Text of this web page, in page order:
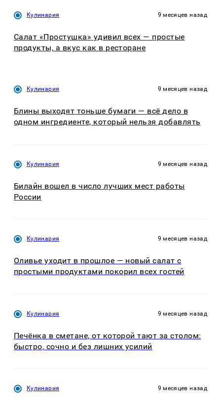
Кулинария 9 месяцев назад
Салат «Простушка» удивил всех — простые
продукты, а вкус как в ресторане
Кулинария 9 месяцев назад
Блины выходят тоньше бумаги — всё дело в
одном ингредиенте, который нельзя добавлять
Кулинария 9 месяцев назад
Билайн вошел в число лучших мест работы
России
Кулинария 9 месяцев назад
Оливье уходит в прошлое — новый салат с
простыми продуктами покорил всех гостей
Кулинария 9 месяцев назад
Печёнка в сметане, от которой тают за столом:
быстро, сочно и без лишних усилий
Кулинария 9 месяцев назад